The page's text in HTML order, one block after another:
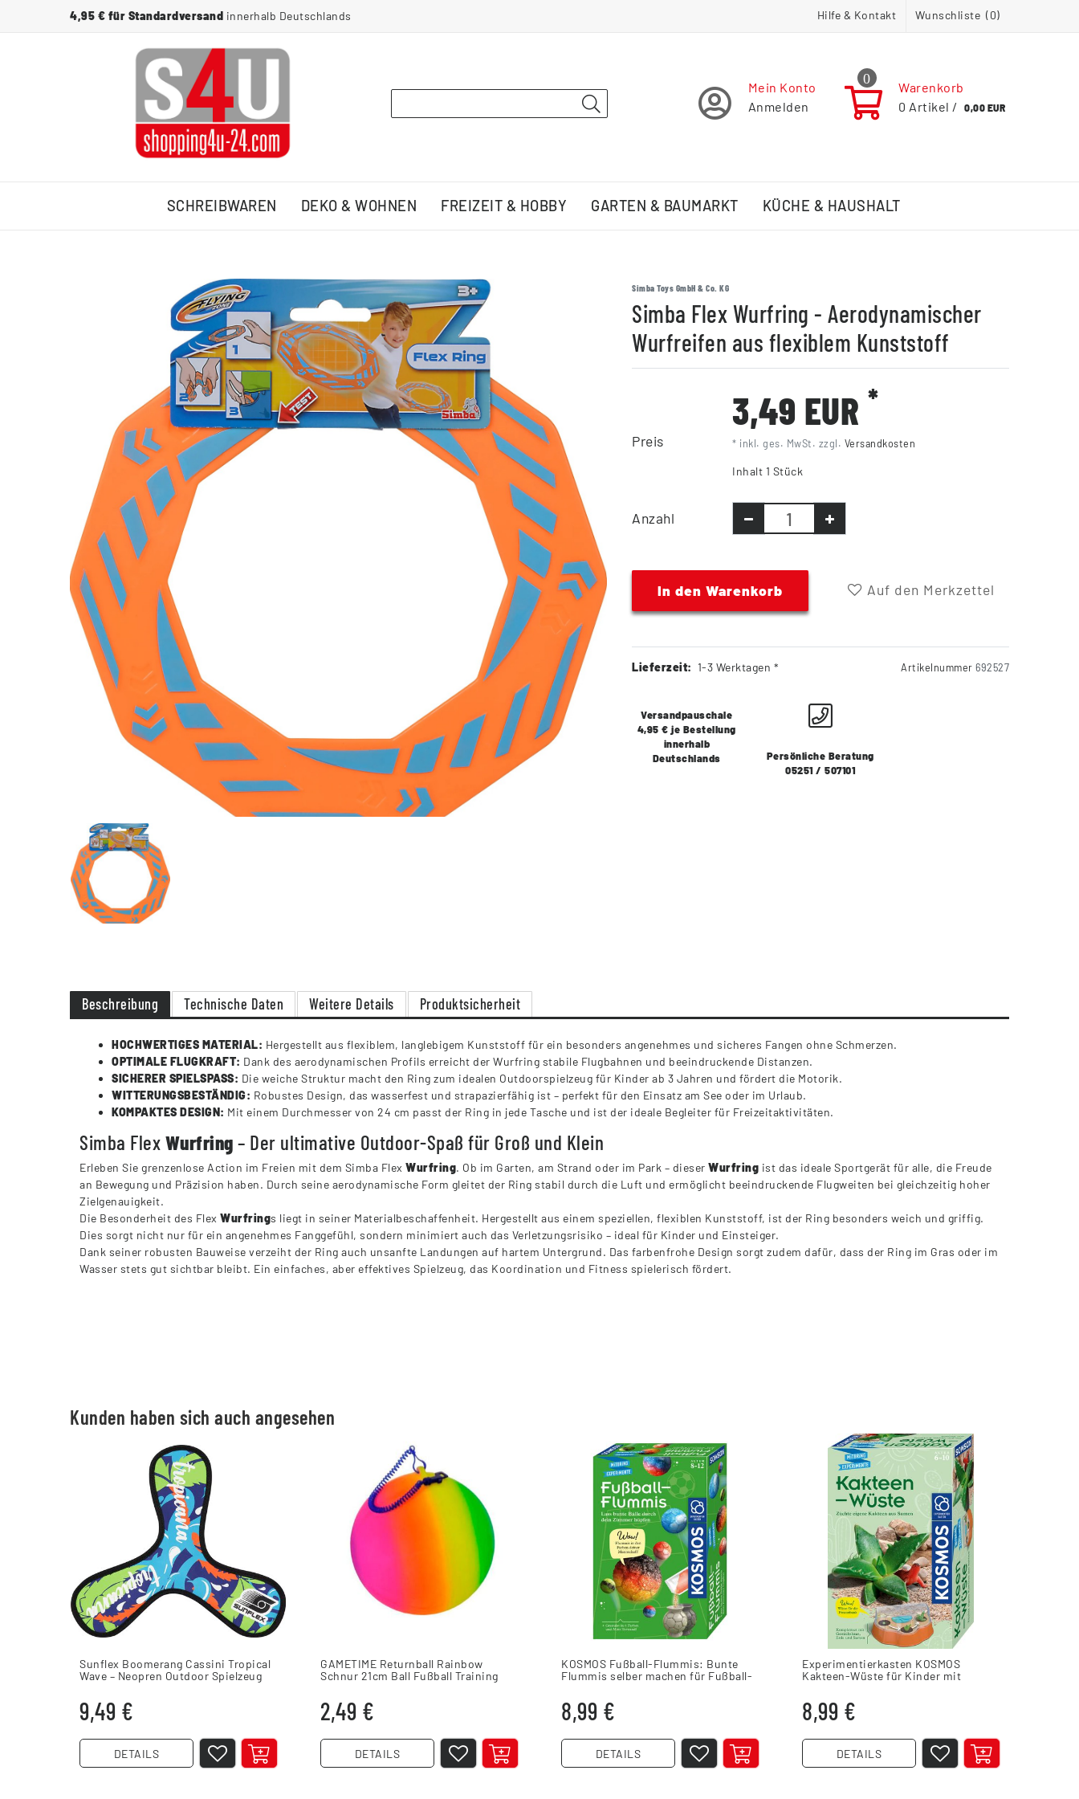
4,95 € für Standardversand innerhalb Deutschlands Hilfe & Kontakt Wunschliste (0)
Mein Konto
Anmelden
0
Warenkorb
0 Artikel / 0,00 EUR
SCHREIBWAREN DEKO & WOHNEN FREIZEIT & HOBBY GARTEN & BAUMARKT KÜCHE & HAUSHALT
Simba Toys GmbH & Co. KG
Simba Flex Wurfring - Aerodynamischer
Wurfreifen aus flexiblem Kunststoff
Preis
3,49 EUR *
* inkl. ges. MwSt. zzgl. Versandkosten
Inhalt 1 Stück
Anzahl
In den Warenkorb Auf den Merkzettel
Lieferzeit: 1-3 Werktagen * Artikelnummer 692527
Versandpauschale
4,95 € je Bestellung
innerhalb
Deutschlands
Persönliche Beratung
05251 / 507101
Beschreibung Technische Daten Weitere Details Produktsicherheit
HOCHWERTIGES MATERIAL: Hergestellt aus flexiblem, langlebigem Kunststoff für ein besonders angenehmes und sicheres Fangen ohne Schmerzen.
OPTIMALE FLUGKRAFT: Dank des aerodynamischen Profils erreicht der Wurfring stabile Flugbahnen und beeindruckende Distanzen.
SICHERER SPIELSPASS: Die weiche Struktur macht den Ring zum idealen Outdoorspielzeug für Kinder ab 3 Jahren und fördert die Motorik.
WITTERUNGSBESTÄNDIG: Robustes Design, das wasserfest und strapazierfähig ist – perfekt für den Einsatz am See oder im Urlaub.
KOMPAKTES DESIGN: Mit einem Durchmesser von 24 cm passt der Ring in jede Tasche und ist der ideale Begleiter für Freizeitaktivitäten.
Simba Flex Wurfring – Der ultimative Outdoor-Spaß für Groß und Klein
Erleben Sie grenzenlose Action im Freien mit dem Simba Flex Wurfring. Ob im Garten, am Strand oder im Park – dieser Wurfring ist das ideale Sportgerät für alle, die Freude
an Bewegung und Präzision haben. Durch seine aerodynamische Form gleitet der Ring stabil durch die Luft und ermöglicht beeindruckende Flugweiten bei gleichzeitig hoher
Zielgenauigkeit.
Die Besonderheit des Flex Wurfrings liegt in seiner Materialbeschaffenheit. Hergestellt aus einem speziellen, flexiblen Kunststoff, ist der Ring besonders weich und griffig.
Dies sorgt nicht nur für ein angenehmes Fanggefühl, sondern minimiert auch das Verletzungsrisiko – ideal für Kinder und Einsteiger.
Dank seiner robusten Bauweise verzeiht der Ring auch unsanfte Landungen auf hartem Untergrund. Das farbenfrohe Design sorgt zudem dafür, dass der Ring im Gras oder im
Wasser stets gut sichtbar bleibt. Ein einfaches, aber effektives Spielzeug, das Koordination und Fitness spielerisch fördert.
Kunden haben sich auch angesehen
Sunflex Boomerang Cassini Tropical
Wave – Neopren Outdoor Spielzeug
9,49 €
DETAILS
GAMETIME Returnball Rainbow
Schnur 21cm Ball Fußball Training
2,49 €
DETAILS
KOSMOS Fußball-Flummis: Bunte
Flummis selber machen für Fußball-
8,99 €
DETAILS
Experimentierkasten KOSMOS
Kakteen-Wüste für Kinder mit
8,99 €
DETAILS